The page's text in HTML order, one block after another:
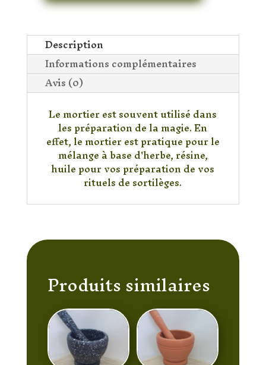
Mortier
Brique
Rouge
Description
Informations complémentaires
Avis (0)
Le mortier est souvent utilisé dans
les préparation de la magie. En
effet, le mortier est pratique pour le
mélange à base d'herbe, résine,
huile pour vos préparation de vos
rituels de sortilèges.
Produits similaires